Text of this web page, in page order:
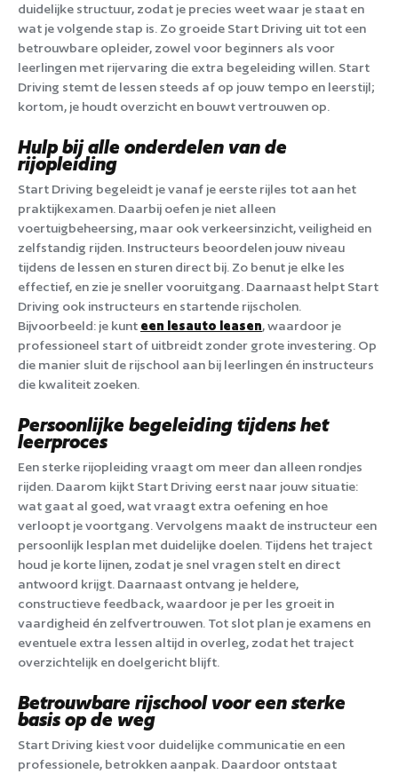
duidelijke structuur, zodat je precies weet waar je staat en
wat je volgende stap is. Zo groeide Start Driving uit tot een
betrouwbare opleider, zowel voor beginners als voor
leerlingen met rijervaring die extra begeleiding willen. Start
Driving stemt de lessen steeds af op jouw tempo en leerstijl;
kortom, je houdt overzicht en bouwt vertrouwen op.
Hulp bij alle onderdelen van de
rijopleiding
Start Driving begeleidt je vanaf je eerste rijles tot aan het
praktijkexamen. Daarbij oefen je niet alleen
voertuigbeheersing, maar ook verkeersinzicht, veiligheid en
zelfstandig rijden. Instructeurs beoordelen jouw niveau
tijdens de lessen en sturen direct bij. Zo benut je elke les
effectief, en zie je sneller vooruitgang. Daarnaast helpt Start
Driving ook instructeurs en startende rijscholen.
Bijvoorbeeld: je kunt een lesauto leasen, waardoor je
professioneel start of uitbreidt zonder grote investering. Op
die manier sluit de rijschool aan bij leerlingen én instructeurs
die kwaliteit zoeken.
Persoonlijke begeleiding tijdens het
leerproces
Een sterke rijopleiding vraagt om meer dan alleen rondjes
rijden. Daarom kijkt Start Driving eerst naar jouw situatie:
wat gaat al goed, wat vraagt extra oefening en hoe
verloopt je voortgang. Vervolgens maakt de instructeur een
persoonlijk lesplan met duidelijke doelen. Tijdens het traject
houd je korte lijnen, zodat je snel vragen stelt en direct
antwoord krijgt. Daarnaast ontvang je heldere,
constructieve feedback, waardoor je per les groeit in
vaardigheid én zelfvertrouwen. Tot slot plan je examens en
eventuele extra lessen altijd in overleg, zodat het traject
overzichtelijk en doelgericht blijft.
Betrouwbare rijschool voor een sterke
basis op de weg
Start Driving kiest voor duidelijke communicatie en een
professionele, betrokken aanpak. Daardoor ontstaat